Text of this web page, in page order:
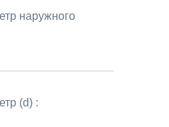
наружного
(d) :